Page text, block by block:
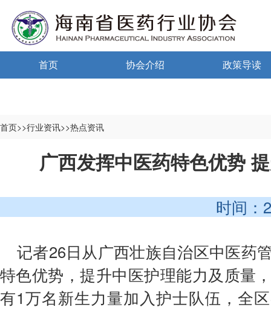
首页 协会介绍
登记信息
会费制度
政策导读
中小微海南政
首页>>行业资讯>>热点资讯
广西发挥中医药特色优势
时间：
记者26日从广西壮族自治区中医药
特色优势，提升中医护理能力及质量
有1万名新生力量加入护士队伍，全